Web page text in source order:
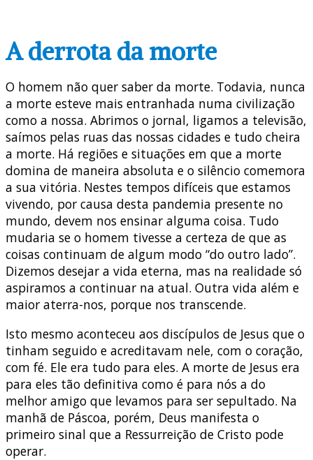
A derrota da morte
O homem não quer saber da morte. Todavia, nunca
a morte esteve mais entranhada numa civilização
como a nossa. Abrimos o jornal, ligamos a televisão,
saímos pelas ruas das nossas cidades e tudo cheira
a morte. Há regiões e situações em que a morte
domina de maneira absoluta e o silêncio comemora
a sua vitória. Nestes tempos difíceis que estamos
vivendo, por causa desta pandemia presente no
mundo, devem nos ensinar alguma coisa. Tudo
mudaria se o homem tivesse a certeza de que as
coisas continuam de algum modo “do outro lado”.
Dizemos desejar a vida eterna, mas na realidade só
aspiramos a continuar na atual. Outra vida além e
maior aterra-nos, porque nos transcende.
Isto mesmo aconteceu aos discípulos de Jesus que o
tinham seguido e acreditavam nele, com o coração,
com fé. Ele era tudo para eles. A morte de Jesus era
para eles tão definitiva como é para nós a do
melhor amigo que levamos para ser sepultado. Na
manhã de Páscoa, porém, Deus manifesta o
primeiro sinal que a Ressurreição de Cristo pode
operar.